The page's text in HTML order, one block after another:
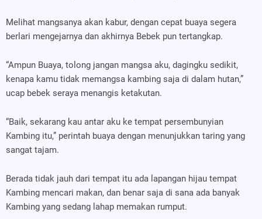
Melihat mangsanya akan kabur, dengan cepat buaya segera
berlari mengejarnya dan akhirnya Bebek pun tertangkap.
“Ampun Buaya, tolong jangan mangsa aku, dagingku sedikit,
kenapa kamu tidak memangsa kambing saja di dalam hutan,”
ucap bebek seraya menangis ketakutan.
“Baik, sekarang kau antar aku ke tempat persembunyian
Kambing itu,” perintah buaya dengan menunjukkan taring yang
sangat tajam.
Berada tidak jauh dari tempat itu ada lapangan hijau tempat
Kambing mencari makan, dan benar saja di sana ada banyak
Kambing yang sedang lahap memakan rumput.